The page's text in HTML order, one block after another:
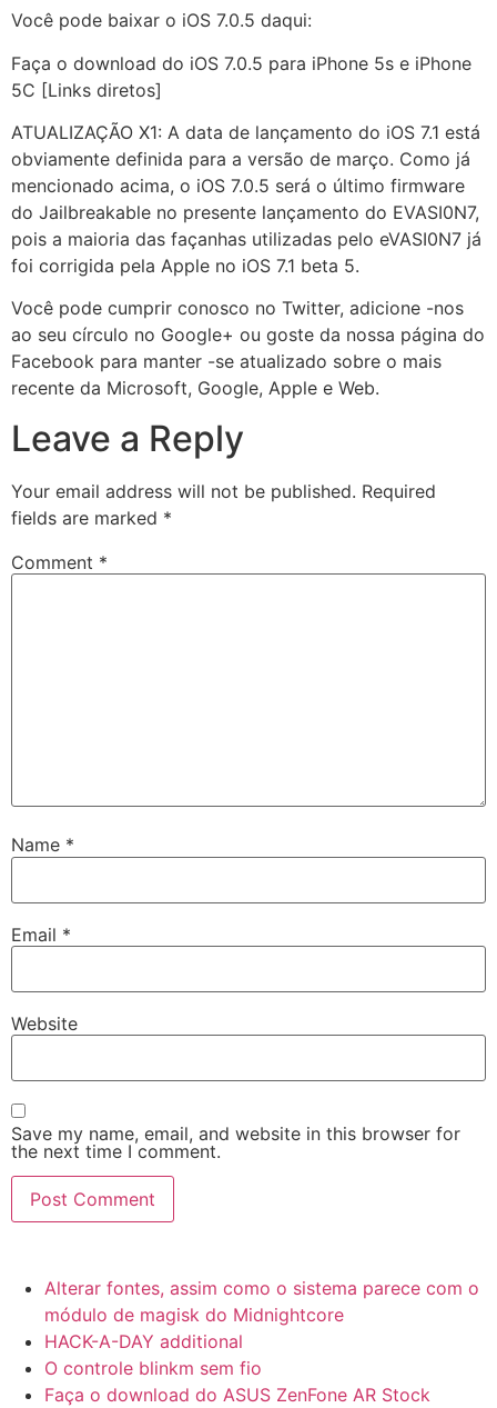
Você pode baixar o iOS 7.0.5 daqui:
Faça o download do iOS 7.0.5 para iPhone 5s e iPhone
5C [Links diretos]
ATUALIZAÇÃO X1: A data de lançamento do iOS 7.1 está
obviamente definida para a versão de março. Como já
mencionado acima, o iOS 7.0.5 será o último firmware
do Jailbreakable no presente lançamento do EVASI0N7,
pois a maioria das façanhas utilizadas pelo eVASI0N7 já
foi corrigida pela Apple no iOS 7.1 beta 5.
Você pode cumprir conosco no Twitter, adicione -nos
ao seu círculo no Google+ ou goste da nossa página do
Facebook para manter -se atualizado sobre o mais
recente da Microsoft, Google, Apple e Web.
Leave a Reply
Your email address will not be published. Required
fields are marked *
Comment *
Name *
Email *
Website
Save my name, email, and website in this browser for
the next time I comment.
Alterar fontes, assim como o sistema parece com o
módulo de magisk do Midnightcore
HACK-A-DAY additional
O controle blinkm sem fio
Faça o download do ASUS ZenFone AR Stock